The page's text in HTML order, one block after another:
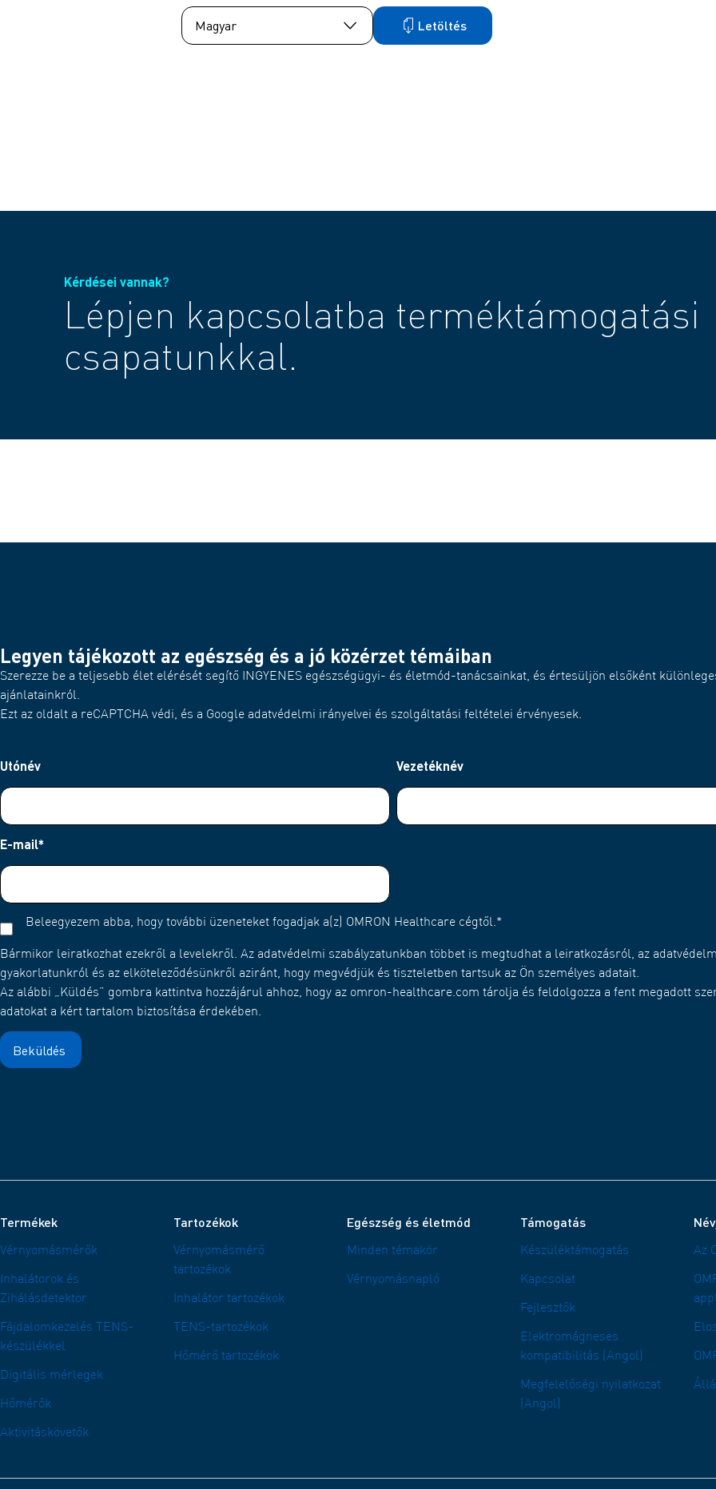
Letöltés
Kérdései vannak?
Lépjen kapcsolatba terméktámogatási
csapatunkkal.
Legyen tájékozott az egészség és a jó közérzet témáiban
Szerezze be a teljesebb élet elérését segítő INGYENES egészségügyi- és életmód-tanácsainkat, és értesüljön elsőként
ajánlatainkról.
Ezt az oldalt a reCAPTCHA védi, és a Google adatvédelmi irányelvei és szolgáltatási feltételei érvényesek.
Utónév Vezetéknév
E-mail*
Beleegyezem abba, hogy további üzeneteket fogadjak a(z) OMRON Healthcare cégtől.*
Bármikor leiratkozhat ezekről a levelekről. Az adatvédelmi szabályzatunkban többet is megtudhat a leiratkozásról, az
gyakorlatunkról és az elköteleződésünkről aziránt, hogy megvédjük és tiszteletben tartsuk az Ön személyes adatait.
Az alábbi „Küldés” gombra kattintva hozzájárul ahhoz, hogy az omron-healthcare.com tárolja és feldolgozza a fent megadott
adatokat a kért tartalom biztosítása érdekében.
Termékek
Vérnyomásmérők
Inhalátorok és
Zihálásdetektor
Fájdalomkezelés TENS-
készülékkel
Digitális mérlegek
Hőmérők
Aktivitáskövetők
Tartozékok
Vérnyomásmérő
tartozékok
Inhalátor tartozékok
TENS-tartozékok
Hőmérő tartozékok
Egészség és életmód
Minden témakör
Vérnyomásnapló
Támogatás
Készüléktámogatás
Kapcsolat
Fejlesztők
Elektromágneses
kompatibilitás (Angol)
Megfelelőségi nyilatkozat
(Angol)
Az